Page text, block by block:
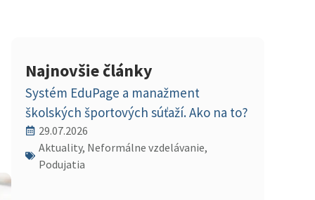
Najnovšie články
Systém EduPage a manažment
školských športových súťaží. Ako na to?
29.07.2026
Aktuality, Neformálne vzdelávanie,
Podujatia